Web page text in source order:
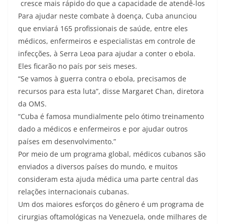
cresce mais rápido do que a capacidade de atendê-los
Para ajudar neste combate à doença, Cuba anunciou
que enviará 165 profissionais de saúde, entre eles
médicos, enfermeiros e especialistas em controle de
infecções, à Serra Leoa para ajudar a conter o ebola.
Eles ficarão no país por seis meses.
“Se vamos à guerra contra o ebola, precisamos de
recursos para esta luta”, disse Margaret Chan, diretora
da OMS.
“Cuba é famosa mundialmente pelo ótimo treinamento
dado a médicos e enfermeiros e por ajudar outros
países em desenvolvimento.”
Por meio de um programa global, médicos cubanos são
enviados a diversos países do mundo, e muitos
consideram esta ajuda médica uma parte central das
relações internacionais cubanas.
Um dos maiores esforços do gênero é um programa de
cirurgias oftamológicas na Venezuela, onde milhares de